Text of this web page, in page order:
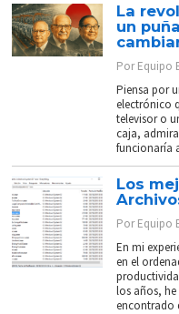
La
un
PorEquipo
Piensa por
electrónico
televisor o
caja,
funcionaría
Los
PorEquipo
En mi
en el
los años,
encontrado